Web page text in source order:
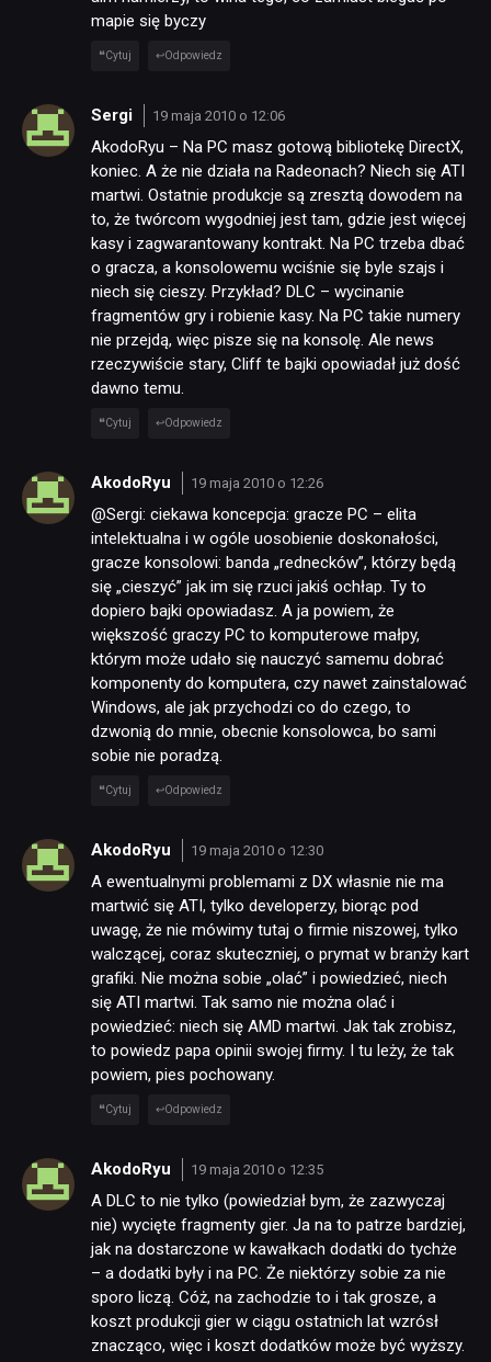
mapie się byczy
Cytuj Odpowiedz
Sergi 19 maja 2010 o 12:06
AkodoRyu – Na PC masz gotową bibliotekę DirectX,
koniec. A że nie działa na Radeonach? Niech się ATI
martwi. Ostatnie produkcje są zresztą dowodem na
to, że twórcom wygodniej jest tam, gdzie jest więcej
kasy i zagwarantowany kontrakt. Na PC trzeba dbać
o gracza, a konsolowemu wciśnie się byle szajs i
niech się cieszy. Przykład? DLC – wycinanie
fragmentów gry i robienie kasy. Na PC takie numery
nie przejdą, więc pisze się na konsolę. Ale news
rzeczywiście stary, Cliff te bajki opowiadał już dość
dawno temu.
Cytuj Odpowiedz
AkodoRyu 19 maja 2010 o 12:26
@Sergi: ciekawa koncepcja: gracze PC – elita
intelektualna i w ogóle uosobienie doskonałości,
gracze konsolowi: banda „rednecków”, którzy będą
się „cieszyć” jak im się rzuci jakiś ochłap. Ty to
dopiero bajki opowiadasz. A ja powiem, że
większość graczy PC to komputerowe małpy,
którym może udało się nauczyć samemu dobrać
komponenty do komputera, czy nawet zainstalować
Windows, ale jak przychodzi co do czego, to
dzwonią do mnie, obecnie konsolowca, bo sami
sobie nie poradzą.
Cytuj Odpowiedz
AkodoRyu 19 maja 2010 o 12:30
A ewentualnymi problemami z DX własnie nie ma
martwić się ATI, tylko developerzy, biorąc pod
uwagę, że nie mówimy tutaj o firmie niszowej, tylko
walczącej, coraz skuteczniej, o prymat w branży kart
grafiki. Nie można sobie „olać” i powiedzieć, niech
się ATI martwi. Tak samo nie można olać i
powiedzieć: niech się AMD martwi. Jak tak zrobisz,
to powiedz papa opinii swojej firmy. I tu leży, że tak
powiem, pies pochowany.
Cytuj Odpowiedz
AkodoRyu 19 maja 2010 o 12:35
A DLC to nie tylko (powiedział bym, że zazwyczaj
nie) wycięte fragmenty gier. Ja na to patrze bardziej,
jak na dostarczone w kawałkach dodatki do tychże
– a dodatki były i na PC. Że niektórzy sobie za nie
sporo liczą. Cóż, na zachodzie to i tak grosze, a
koszt produkcji gier w ciągu ostatnich lat wzrósł
znacząco, więc i koszt dodatków może być wyższy.